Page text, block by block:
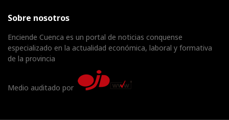
Sobre nosotros
Enciende Cuenca es un portal de noticias conquense
especializado en la actualidad económica, laboral y formativa
de la provincia
Medio auditado por